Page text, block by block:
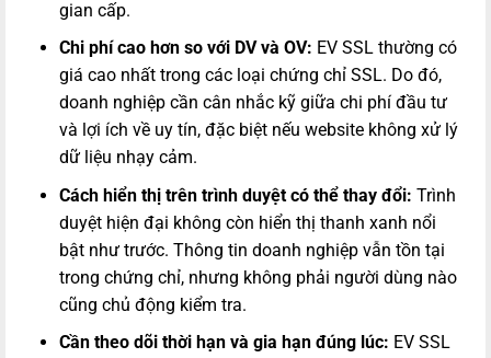
gian cấp.
Chi phí cao hơn so với DV và OV: EV SSL thường có
giá cao nhất trong các loại chứng chỉ SSL. Do đó,
doanh nghiệp cần cân nhắc kỹ giữa chi phí đầu tư
và lợi ích về uy tín, đặc biệt nếu website không xử lý
dữ liệu nhạy cảm.
Cách hiển thị trên trình duyệt có thể thay đổi: Trình
duyệt hiện đại không còn hiển thị thanh xanh nổi
bật như trước. Thông tin doanh nghiệp vẫn tồn tại
trong chứng chỉ, nhưng không phải người dùng nào
cũng chủ động kiểm tra.
Cần theo dõi thời hạn và gia hạn đúng lúc: EV SSL